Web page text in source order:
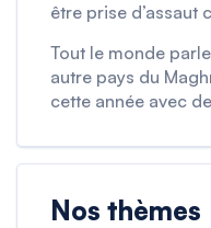
être prise d’assaut
Tout le monde
autre pays du
cette année avec
Nos thèmes